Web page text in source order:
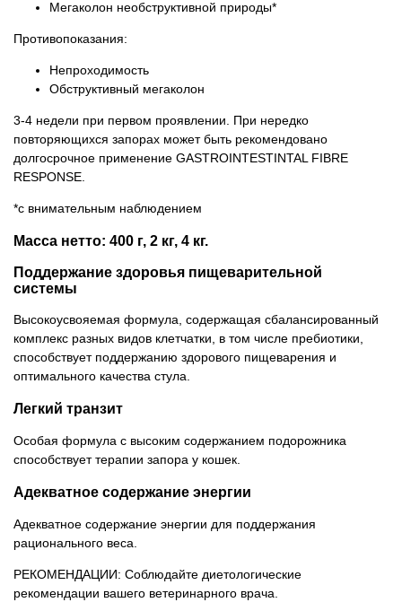
Мегаколон необструктивной природы*
Противопоказания:
Непроходимость
Обструктивный мегаколон
3-4 недели при первом проявлении. При нередко
повторяющихся запорах может быть рекомендовано
долгосрочное применение GASTROINTESTINTAL FIBRE
RESPONSE.
*с внимательным наблюдением
Масса нетто: 400 г, 2 кг, 4 кг.
Поддержание здоровья пищеварительной
системы
Высокоусвояемая формула, содержащая сбалансированный
комплекс разных видов клетчатки, в том числе пребиотики,
способствует поддержанию здорового пищеварения и
оптимального качества стула.
Легкий транзит
Особая формула с высоким содержанием подорожника
способствует терапии запора у кошек.
Адекватное содержание энергии
Адекватное содержание энергии для поддержания
рационального веса.
РЕКОМЕНДАЦИИ: Соблюдайте диетологические
рекомендации вашего ветеринарного врача.